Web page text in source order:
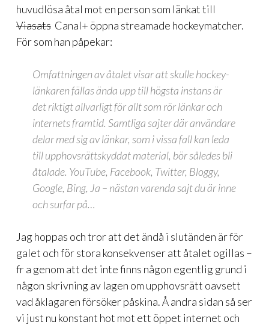
huvudlösa åtal mot en person som länkat till
Viasats Canal+ öppna streamade hockeymatcher.
För som han påpekar:
Omfattningen av åtalet visar att skulle hockey-
länkaren fällas ända upp till högsta instans är
det riktigt allvarligt för allt som rör länkar och
internets framtid. Samtliga sajter där användare
delar med sig av länkar, som i vissa fall kan leda
till upphovsrättskyddat material, bör således bli
åtalade. YouTube, Facebook, Twitter, Bloggy,
Google, Bing, Ja – nästan varenda sajt du är inne
och surfar på…
Jag hoppas och tror att det ändå i slutänden är för
galet och för stora konsekvenser att åtalet ogillas –
fr a genom att det inte finns någon egentlig grund i
någon skrivning av lagen om upphovsrätt oavsett
vad åklagaren försöker påskina. Å andra sidan så ser
vi just nu konstant hot mot ett öppet internet och